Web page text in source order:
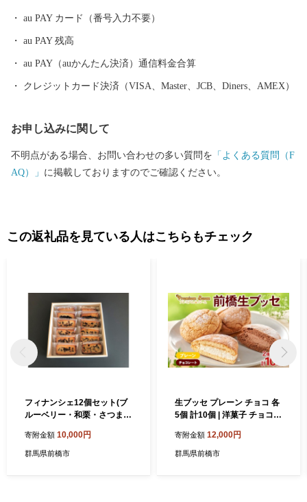
も、市外でご活躍されている多くの方々に、前橋市への「ふるさ
す。 全国の皆様からの温かい応援を心からお待ちしています。
au PAY カード（番号入力不要）
au PAY 残高
au PAY（auかんたん決済）通信料金合算
クレジットカード決済（VISA、Master、JCB、Diners、AMEX）
お申し込みに関して
不明点がある場合、お問い合わせの多い質問を 「よくある質問（F
AQ）」 に掲載しておりますのでご確認ください。
この返礼品を見ている人はこちらもチェック
フィナンシェ12個セット(ブ
ルーベリー・和栗・さつま
詰め合わせ お取り寄せ 贈り
物 手土産 洋菓子 個包装 ブル
寄附金額 10,000円
群馬県前橋市
生ブッセ プレーン チョコ 各
5個 計10個 | 洋菓子 チョコレ
クーベルチュール 焼き菓子
スイーツ 個包装 詰め合わせ
寄附金額 12,000円
群馬県前橋市